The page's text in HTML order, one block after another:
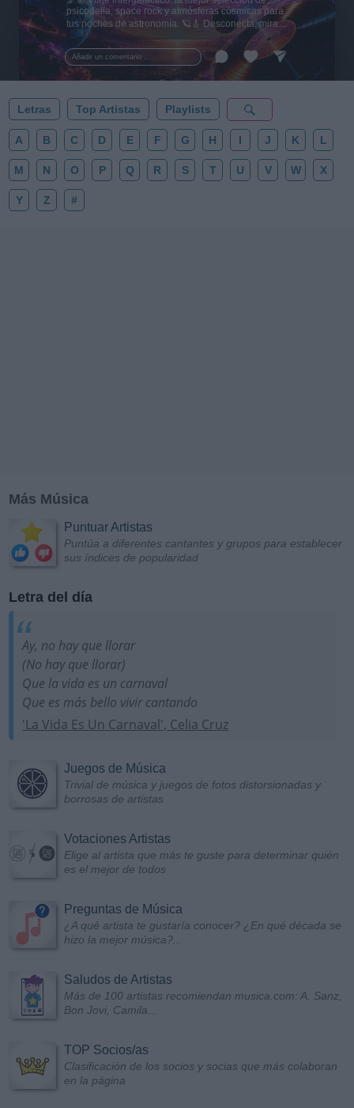
Añadir un comentario ...
psicodelia, space rock y atmósferas cósmicas para
tus noches de astronomía. 🪐🎸 Desconecta, mira
al firmamento y siente la gravedad cero. 💾 ¡Guarda
esta colección para tu próxima noche estrellada!
✨⭐
Letras Top Artistas Playlists
A B C D E F G H I J K L
M N O P Q R S T U V W X
Y Z #
Más Música
Puntuar Artistas
Puntúa a diferentes cantantes y grupos para establecer
sus índices de popularidad
Letra del día
Ay, no hay que llorar
(No hay que llorar)
Que la vida es un carnaval
Que es más bello vivir cantando
'La Vida Es Un Carnaval', Celia Cruz
Juegos de Música
Trivial de música y juegos de fotos distorsionadas y
borrosas de artistas
Votaciones Artistas
Elige al artista que más te guste para determinar quién
es el mejor de todos
Preguntas de Música
¿A qué artista te gustaría conocer? ¿En qué década se
hizo la mejor música?...
Saludos de Artistas
Más de 100 artistas recomiendan musica.com: A. Sanz,
Bon Jovi, Camila...
TOP Socios/as
Clasificación de los socios y socias que más colaboran
en la página